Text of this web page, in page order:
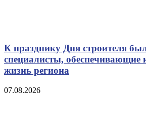
К празднику Дня строителя
специалисты,
жизнь региона
07.08.2026